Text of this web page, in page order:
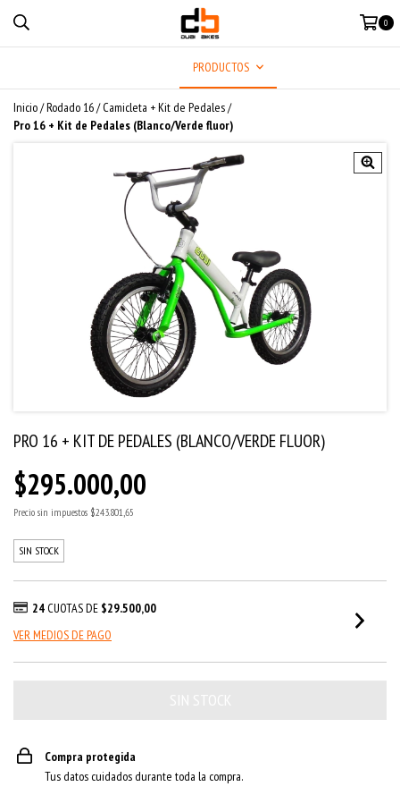
0
PRODUCTOS
Inicio/Rodado 16/ Camicleta + Kit de Pedales/
Pro 16 + Kit de Pedales (Blanco/Verde fluor)
PRO 16 + KIT DE PEDALES (BLANCO/VERDE FLUOR)
$295.000,00
Precio sin impuestos $243.801,65
SIN STOCK
24 CUOTAS DE $29.500,00
VER MEDIOS DE PAGO
Compra protegida
Tus datos cuidados durante toda la compra.